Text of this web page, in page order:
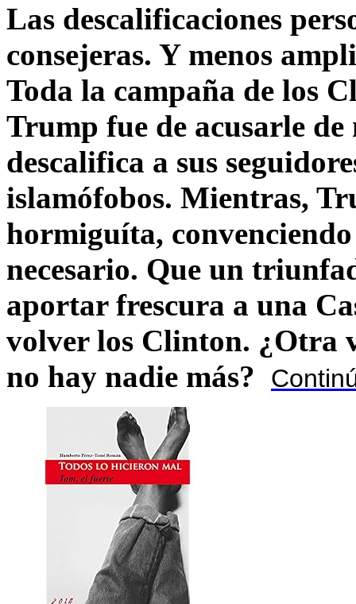
Las descalificaciones
consejeras. Y menos
Toda la campaña de los
Trump fue de acusarle
descalifica a sus
islamófobos. Mientras,
hormiguíta,
necesario. Que un
aportar frescura a una
volver los Clinton. ¿Otra
no hay nadie más?